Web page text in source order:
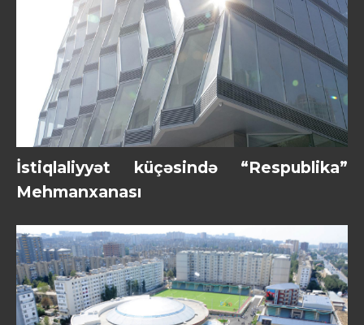
İstiqlaliyyət küçəsində “Respublika”
Mehmanxanası